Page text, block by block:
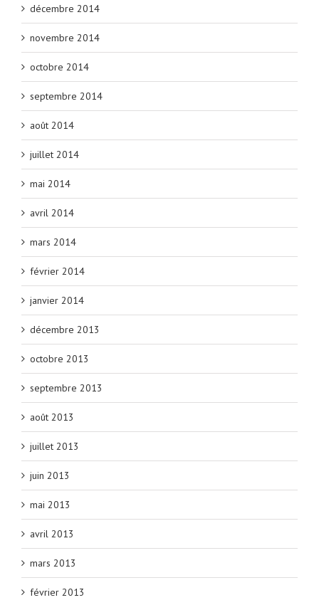
décembre 2014
novembre 2014
octobre 2014
septembre 2014
août 2014
juillet 2014
mai 2014
avril 2014
mars 2014
février 2014
janvier 2014
décembre 2013
octobre 2013
septembre 2013
août 2013
juillet 2013
juin 2013
mai 2013
avril 2013
mars 2013
février 2013